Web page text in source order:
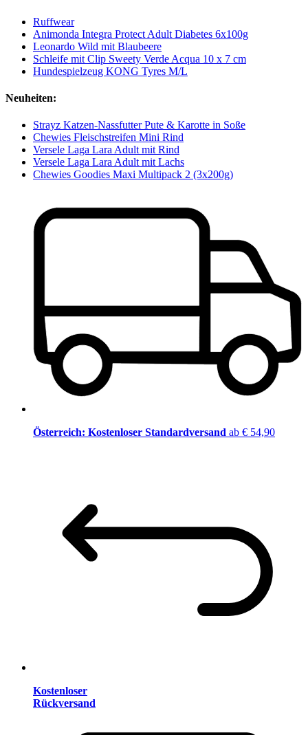
Ruffwear
Animonda Integra Protect Adult Diabetes 6x100g
Leonardo Wild mit Blaubeere
Schleife mit Clip Sweety Verde Acqua 10 x 7 cm
Hundespielzeug KONG Tyres M/L
Neuheiten:
Strayz Katzen-Nassfutter Pute & Karotte in Soße
Chewies Fleischstreifen Mini Rind
Versele Laga Lara Adult mit Rind
Versele Laga Lara Adult mit Lachs
Chewies Goodies Maxi Multipack 2 (3x200g)
Österreich: Kostenloser Standardversand ab € 54,90
Kostenloser
Rückversand